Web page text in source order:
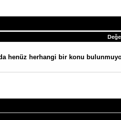
henüz herhangi bir konu